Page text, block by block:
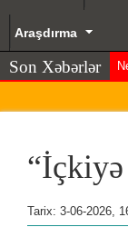
Araşdırma
Son Xəbərlər
Tarix: 3-06-2026,